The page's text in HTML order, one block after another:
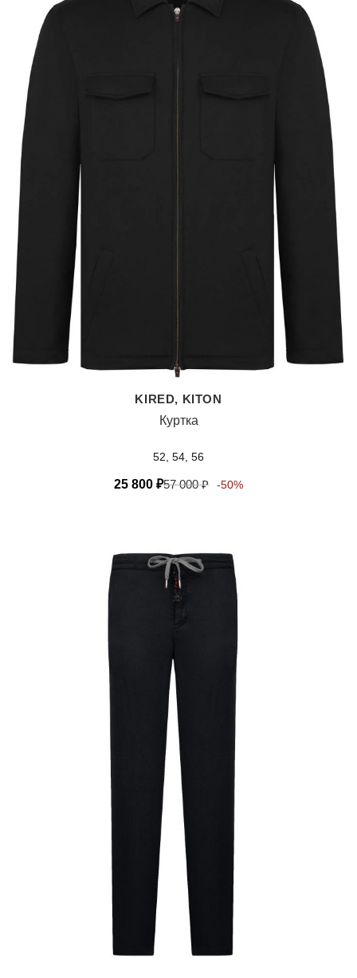
KIRED, KITON
Куртка
52, 54, 56
25 800 ₽57 000₽ -50%